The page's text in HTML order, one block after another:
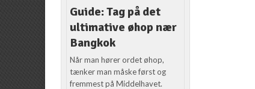
Guide: Tag på det
ultimative øhop nær
Bangkok
Når man hører ordet øhop,
tænker man måske først og
fremmest på Middelhavet.